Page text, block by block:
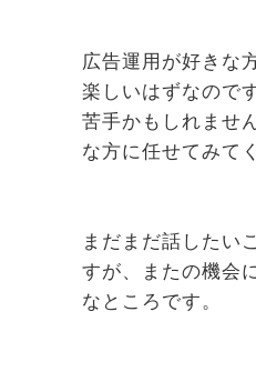
広告運用が好きな
楽しいはずなので
苦手かもしれませ
な方に任せてみて
まだまだ話したい
すが、またの機会
なところです。